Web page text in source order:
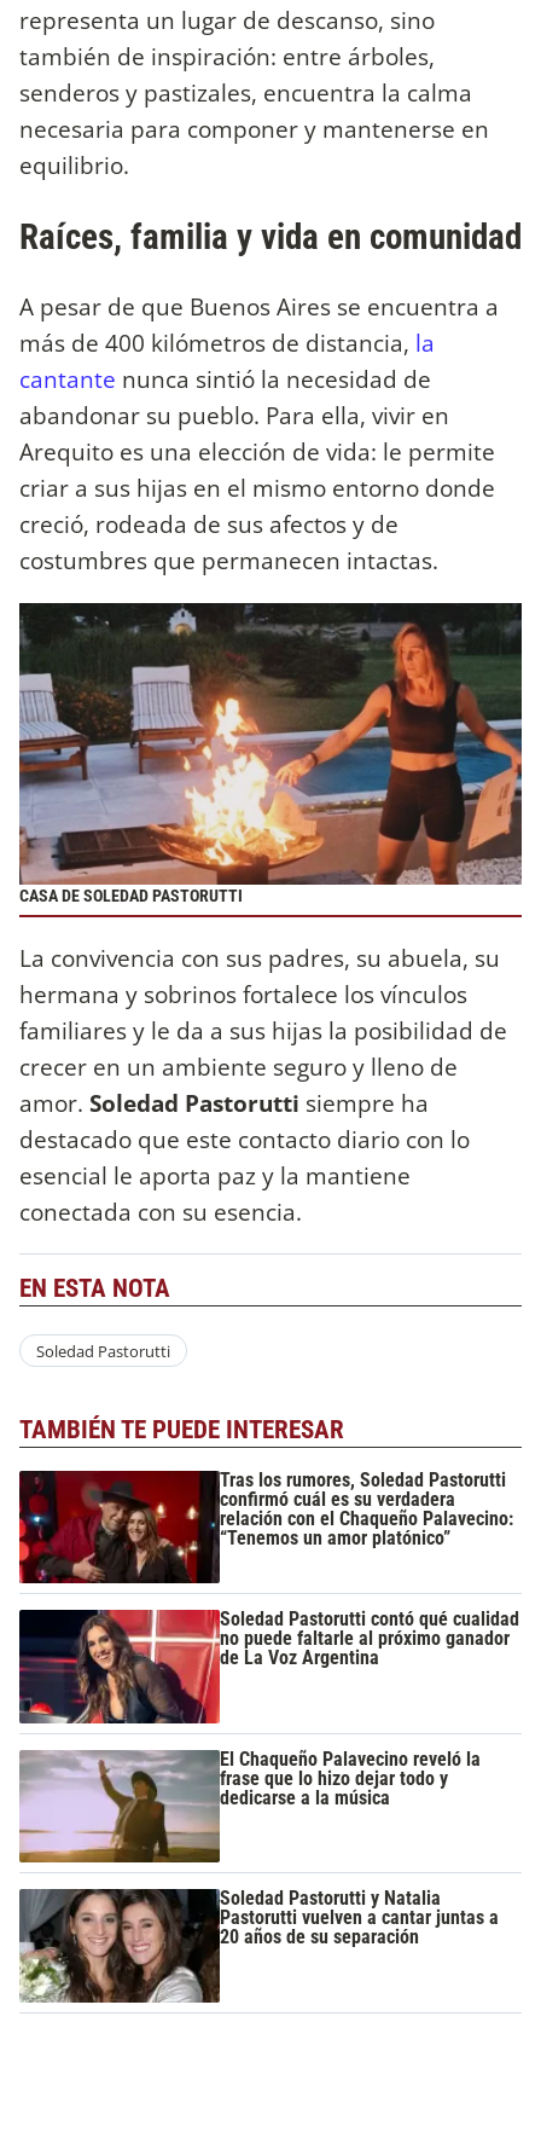
representa un lugar de descanso, sino
también de inspiración: entre árboles,
senderos y pastizales, encuentra la calma
necesaria para componer y mantenerse en
equilibrio.
Raíces, familia y vida en comunidad
A pesar de que Buenos Aires se encuentra a
más de 400 kilómetros de distancia, la
cantante nunca sintió la necesidad de
abandonar su pueblo. Para ella, vivir en
Arequito es una elección de vida: le permite
criar a sus hijas en el mismo entorno donde
creció, rodeada de sus afectos y de
costumbres que permanecen intactas.
CASA DE SOLEDAD PASTORUTTI
La convivencia con sus padres, su abuela, su
hermana y sobrinos fortalece los vínculos
familiares y le da a sus hijas la posibilidad de
crecer en un ambiente seguro y lleno de
amor. Soledad Pastorutti siempre ha
destacado que este contacto diario con lo
esencial le aporta paz y la mantiene
conectada con su esencia.
EN ESTA NOTA
Soledad Pastorutti
TAMBIÉN TE PUEDE INTERESAR
Tras los rumores, Soledad Pastorutti
confirmó cuál es su verdadera
relación con el Chaqueño Palavecino:
“Tenemos un amor platónico”
Soledad Pastorutti contó qué cualidad
no puede faltarle al próximo ganador
de La Voz Argentina
El Chaqueño Palavecino reveló la
frase que lo hizo dejar todo y
dedicarse a la música
Soledad Pastorutti y Natalia
Pastorutti vuelven a cantar juntas a
20 años de su separación